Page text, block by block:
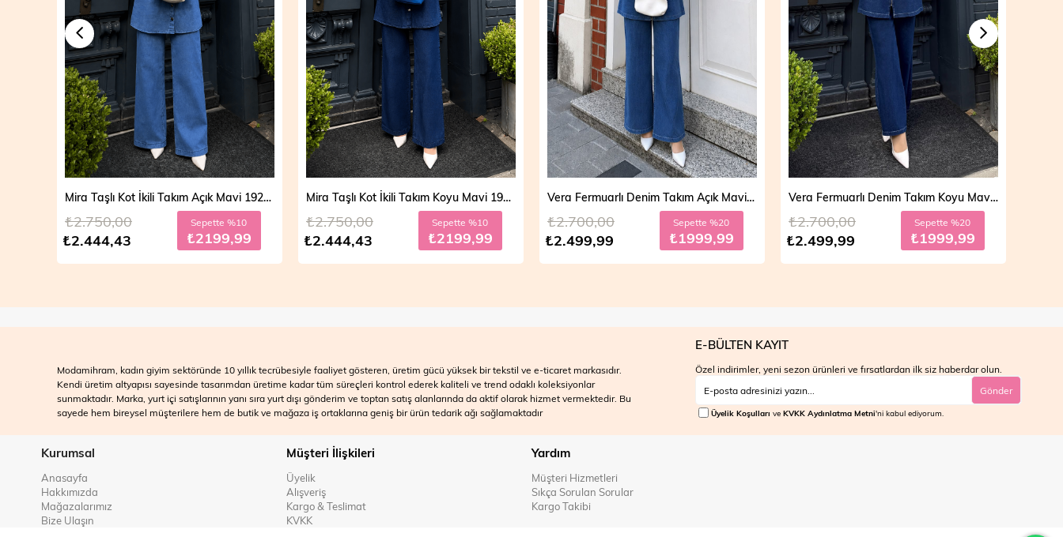
Mira Taşlı Kot İkili Takım Açık Mavi 19286
₺2.444,43
₺2.750,00 Sepette %10
₺2199,99
Mira Taşlı Kot İkili Takım Koyu Mavi 19286
₺2.444,43
₺2.750,00 Sepette %10
₺2199,99
Vera Fermuarlı Denim Takım Açık Mavi 19298
₺2.499,99
₺2.700,00 Sepette %20
₺1999,99
Vera Fermuarlı Denim Takım Koyu Mavi 19298
₺2.499,99
₺2.700,00 Sepette %20
₺1999,99
Modamihram, kadın giyim sektöründe 10 yıllık tecrübesiyle faaliyet gösteren, üretim gücü yüksek bir tekstil ve e-ticaret markasıdır.
Kendi üretim altyapısı sayesinde tasarımdan üretime kadar tüm süreçleri kontrol ederek kaliteli ve trend odaklı koleksiyonlar
sunmaktadır. Marka, yurt içi satışlarının yanı sıra yurt dışı gönderim ve toptan satış alanlarında da aktif olarak hizmet vermektedir. Bu
sayede hem bireysel müşterilere hem de butik ve mağaza iş ortaklarına geniş bir ürün tedarik ağı sağlamaktadır
E-BÜLTEN KAYIT
Özel indirimler, yeni sezon ürünleri ve fırsatlardan ilk siz haberdar olun.
Gönder
Üyelik Koşulları ve KVKK Aydınlatma Metni'ni kabul ediyorum.
Kurumsal
Anasayfa
Hakkımızda
Mağazalarımız
Bize Ulaşın
Müşteri İlişkileri
Üyelik
Alışveriş
Kargo & Teslimat
KVKK
Yardım
Müşteri Hizmetleri
Sıkça Sorulan Sorular
Kargo Takibi